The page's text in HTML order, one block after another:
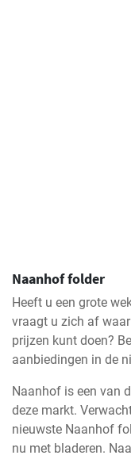
Naanhof folder
Heeft u een grote
vraagt u zich af
prijzen kunt doen?
aanbiedingen in de
Naanhof is een van
deze markt.
nieuwste Naanhof
nu met bladeren.